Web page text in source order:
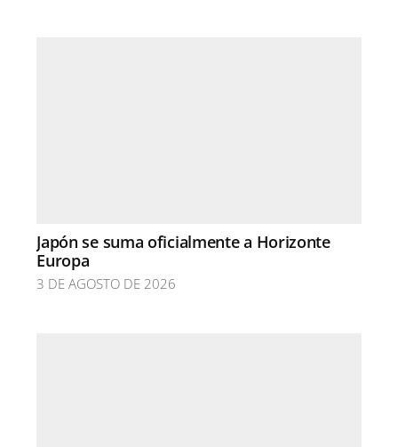
Japón se suma oficialmente a Horizonte
Europa
3 DE AGOSTO DE 2026